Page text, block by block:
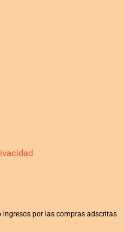
ingresos por las compras adscritas